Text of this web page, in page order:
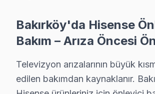
· Bakırköy Panasonic
· Bakırköy Toshiba
Bakırköy'da Hisense
Bakım – Arıza Öncesi
Televizyon arızalarının büyük
edilen bakımdan kaynaklanır.